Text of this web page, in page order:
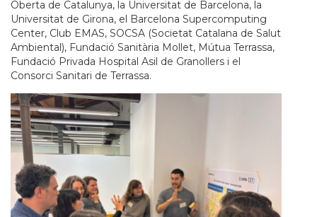
Oberta de Catalunya, la Universitat de Barcelona, la
Universitat de Girona, el Barcelona Supercomputing
Center, Club EMAS, SOCSA (Societat Catalana de Salut
Ambiental), Fundació Sanitària Mollet, Mútua Terrassa,
Fundació Privada Hospital Asil de Granollers i el
Consorci Sanitari de Terrassa.